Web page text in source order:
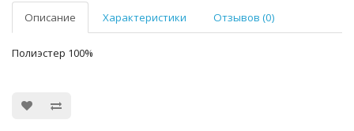
Описание Характеристики Отзывов (0)
Полиэстер 100%